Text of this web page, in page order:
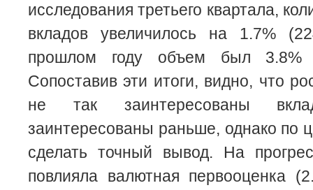
исследования третьего квартала,
вкладов увеличилось на 1.7%
прошлом году объем был 3.8%
Сопоставив эти итоги, видно, что
не так заинтересованы
заинтересованы раньше, однако по
сделать точный вывод. На
повлияла валютная первооценка